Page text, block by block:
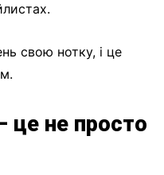
свою нотку, і це
це не просто